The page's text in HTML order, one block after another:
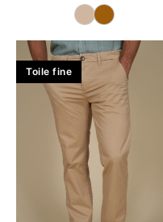
Toile fine